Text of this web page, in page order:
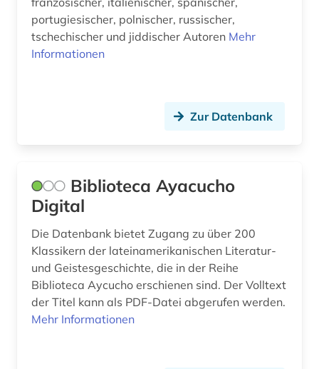
portugiesischer, polnischer, russischer,
tschechischer und jiddischer Autoren Mehr
Informationen
Zur Datenbank
Biblioteca Ayacucho
Digital
Die Datenbank bietet Zugang zu über 200
Klassikern der lateinamerikanischen Literatur-
und Geistesgeschichte, die in der Reihe
Biblioteca Aycucho erschienen sind. Der Volltext
der Titel kann als PDF-Datei abgerufen werden.
Mehr Informationen